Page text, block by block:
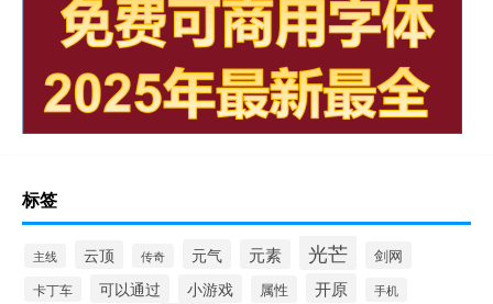
标签
主线 云顶 传奇 元气 元素 光芒 剑网
卡丁车 可以通过 小游戏 属性 开原 手机